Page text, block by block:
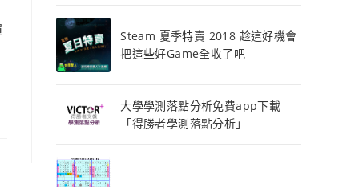
Steam 夏季特賣 2018 趁這好機會
把這些好Game全收了吧
大學學測落點分析免費app下載
「得勝者學測落點分析」